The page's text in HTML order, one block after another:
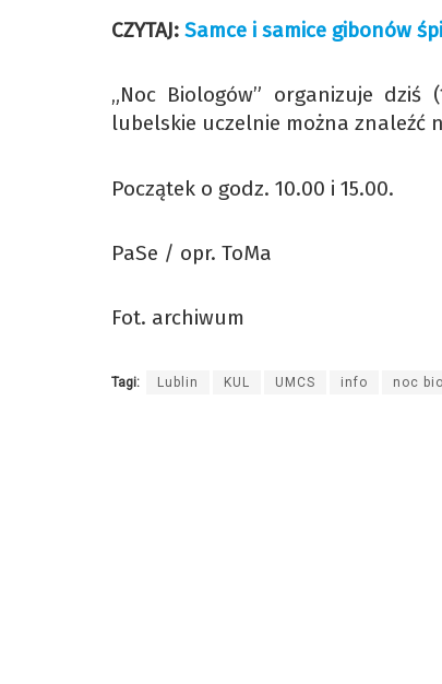
CZYTAJ: Samce i samice gibonów
„Noc Biologów” organizuje dziś
lubelskie uczelnie można znaleźć
Początek o godz. 10.00 i 15.00.
PaSe / opr. ToMa
Fot. archiwum
Tagi: Lublin KUL UMCS info noc